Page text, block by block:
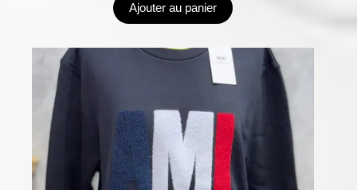
Ajouter au panier